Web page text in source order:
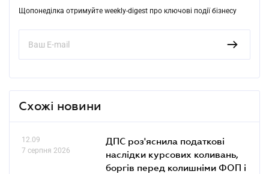
Щопонеділка отримуйте weekly-digest про ключові події бізнесу
Схожі новини
12.09
7 серпня 2026
ДПС роз'яснила податкові
наслідки курсових коливань,
боргів перед колишніми ФОП і